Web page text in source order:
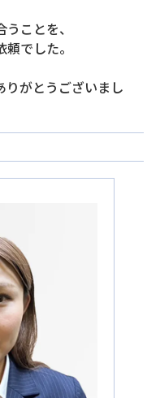
ことを、
でした。
りがとうございまし